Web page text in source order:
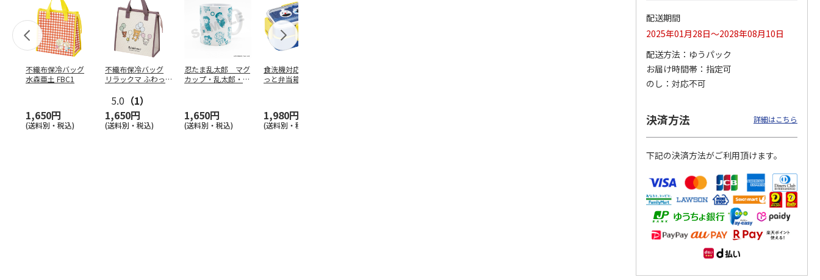
不織布保冷バッグ
水森亜土 FBC1
1,650円
(送料別・税込)
不織布保冷バッグ
リラックマ ふわっ
5.0 （1）
1,650円
(送料別・税込)
忍たま乱太郎 マグ
カップ・乱太郎・き
1,650円
(送料別・税込)
食洗機対応 2段ふわ
っと弁当箱 パペッ
1,980円
(送料別・税込)
八角形ステンレスマ
グボトル 500ml リ
ラックマ リラッ
4,510円
(送料別・税込)
1,320円
(送料別・税込)
配送期間
2025年01月28日～2028年08月10日
配送方法
ゆうパック
お届け時間帯
指定可
のし
対応不可
決済方法 詳細はこちら
下記の決済方法がご利用頂けます。